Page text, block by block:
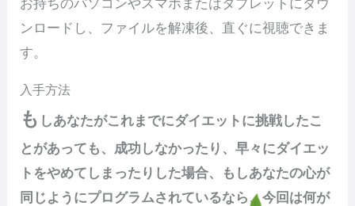
ンロードし、ファイルを解凍後、直ぐに視聴できま
す。
入手方法
も しあなたがこれまでにダイエットに挑戦したこ
とがあっても、成功しなかったり、早々にダイエッ
トをやめてしまったりした場合、もしあなたの心が
同じようにプログラムされているなら、今回は何が